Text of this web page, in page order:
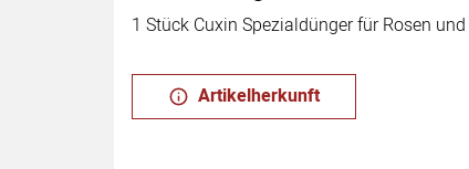
1 Stück Cuxin Spezialdünger für Rosen
Artikelherkunft